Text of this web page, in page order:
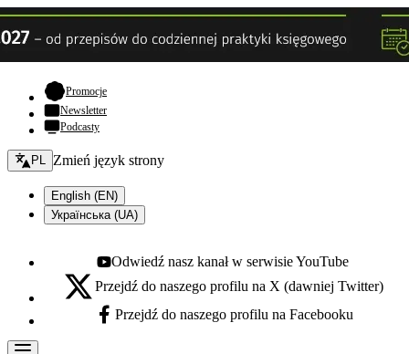
Promocje- otwiera się w nowej karcie
Newsletter
Podcasty
Zmień język - bieżący:
PL Zmień język strony
English (EN)
Українська (UA)
Youtube - otwiera się w nowej karcie
Odwiedź nasz kanał w serwisie YouTube
X - otwiera się w nowej karcie
Przejdź do naszego profilu na X (dawniej Twitter)
Facebook - otwiera się w nowej karcie
Przejdź do naszego profilu na Facebooku